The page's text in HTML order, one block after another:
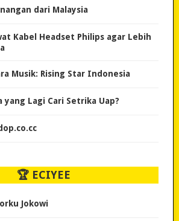
dari Malaysia
Kabel Headset Philips agar Lebih
Musik: Rising Star Indonesia
yang Lagi Cari Setrika Uap?
🏆 ECIYEE
Jokowi